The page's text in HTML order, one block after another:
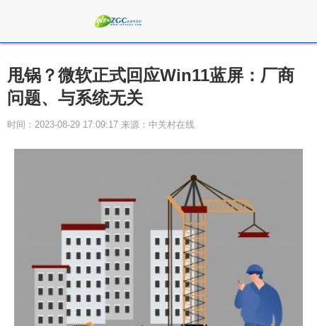
甩锅？微软正式回应Win11蓝屏：厂商
问题、与系统无关
时间：2023-08-29 17:09:17 来源：中关村在线